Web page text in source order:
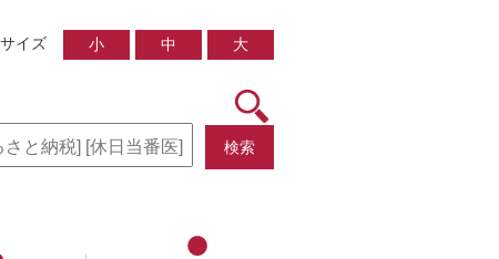
イズ 小 中 大
検索